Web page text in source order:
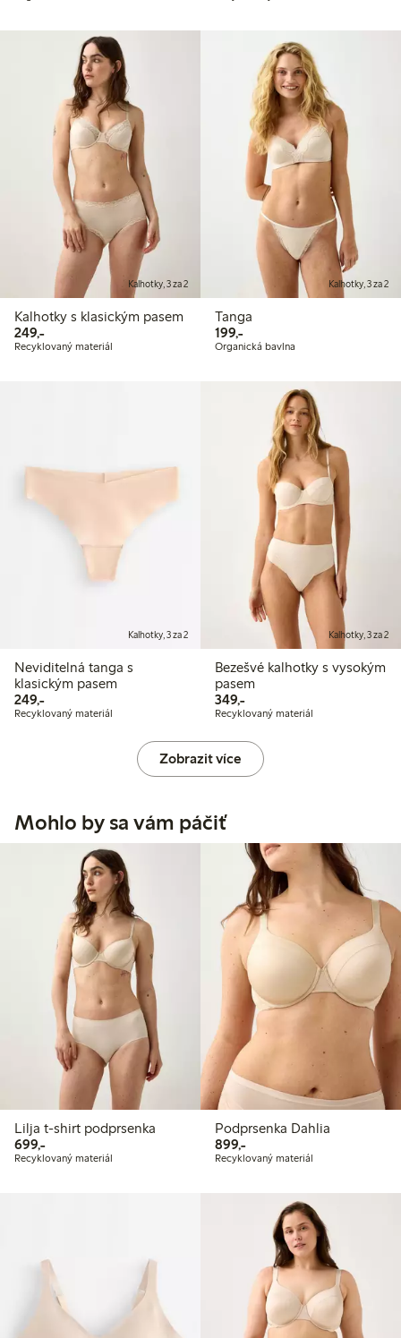
Kalhotky, 3 za 2
Kalhotky s klasickým pasem
249,-249,00 Kč
Recyklovaný materiál
Kalhotky, 3 za 2
Tanga
199,-199,00 Kč
Organická bavlna
Kalhotky, 3 za 2
Neviditelná tanga s
klasickým pasem
249,-249,00 Kč
Recyklovaný materiál
Kalhotky, 3 za 2
Bezešvé kalhotky s vysokým
pasem
349,-349,00 Kč
Recyklovaný materiál
Zobrazit více
Mohlo by sa vám páčiť
Lilja t-shirt podprsenka
699,-699,00 Kč
Recyklovaný materiál
Podprsenka Dahlia
899,-899,00 Kč
Recyklovaný materiál